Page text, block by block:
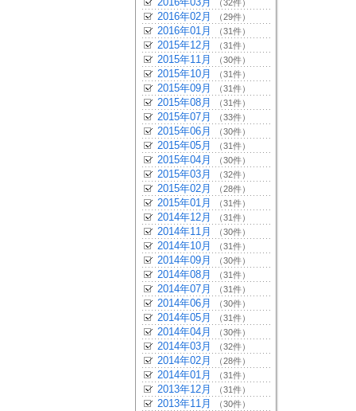
（32件）
2016年02月 （29件）
2016年01月 （31件）
2015年12月 （31件）
2015年11月 （30件）
2015年10月 （31件）
2015年09月 （31件）
2015年08月 （31件）
2015年07月 （33件）
2015年06月 （30件）
2015年05月 （31件）
2015年04月 （30件）
2015年03月 （32件）
2015年02月 （28件）
2015年01月 （31件）
2014年12月 （31件）
2014年11月 （30件）
2014年10月 （31件）
2014年09月 （30件）
2014年08月 （31件）
2014年07月 （31件）
2014年06月 （30件）
2014年05月 （31件）
2014年04月 （30件）
2014年03月 （32件）
2014年02月 （28件）
2014年01月 （31件）
2013年12月 （31件）
2013年11月 （30件）